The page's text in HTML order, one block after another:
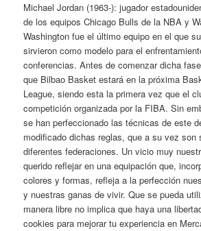
Michael Jordan (1963-): jugador
de los equipos Chicago Bulls de la NBA y
Washington fue el último equipo en el que
sirvieron como modelo para el
conferencias. Antes de comenzar dicha
que Bilbao Basket estará en la próxima
League, siendo esta la primera vez que el
competición organizada por la FIBA. Sin
se han perfeccionado las técnicas de este
modificado dichas reglas, que a su vez son
diferentes federaciones. Un vicio muy
querido reflejar en una equipación que,
colores y formas, refleja a la perfección
y nuestras ganas de vivir. Que se pueda
manera libre no implica que haya una
cookies para mejorar tu experiencia en